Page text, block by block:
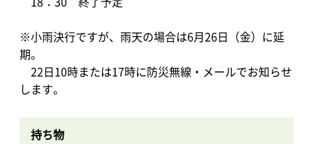
※小雨決行ですが、雨天の場合は6月26日（金）に延
期。
22日10時または17時に防災無線・メールでお知らせ
します。
持ち物